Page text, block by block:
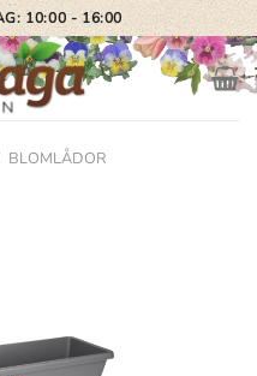
10:00 - 16:00
BLOMLÅDOR